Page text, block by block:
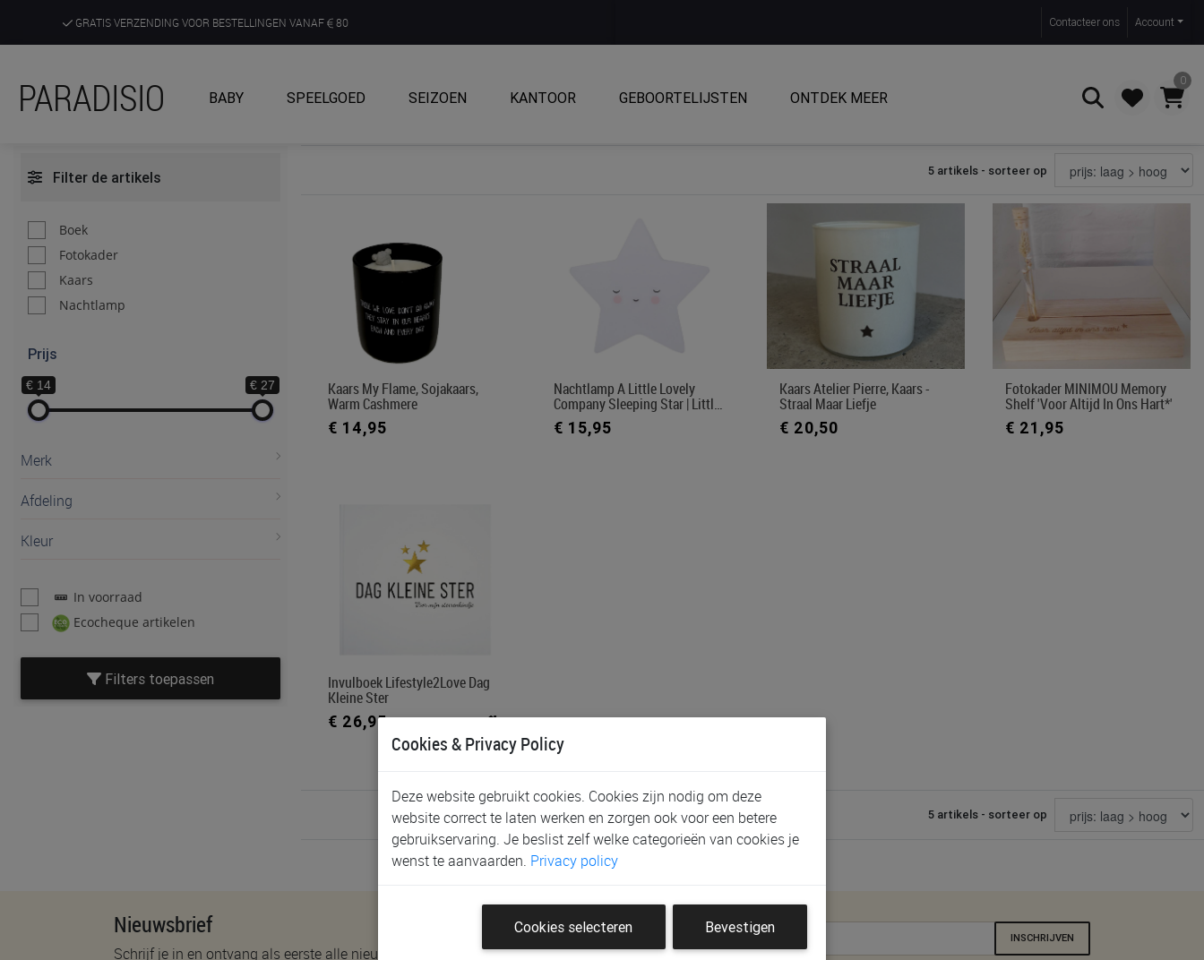
GRATIS VERZENDING VOOR BESTELLINGEN VANAF 80
ONTDEK, BELEEF EN KRIJG ADVIES IN ONZE WINKELS
Contacteer ons Account
PARADISIO BABY SPEELGOED SEIZOEN KANTOOR GEBOORTELIJSTEN ONTDEK MEER
0
Zoeken
Filter de artikels
Boek
Fotokader
Kaars
Nachtlamp
Prijs
€ 14 € 27
Merk
Afdeling
Kleur
In voorraad
Ecocheque artikelen
Filters toepassen
5 artikels - sorteer op
Kaars My Flame, Sojakaars,
Warm Cashmere
€ 14,95
Nachtlamp A Little Lovely
Company Sleeping Star | Littl…
€ 15,95
Kaars Atelier Pierre, Kaars -
Straal Maar Liefje
€ 20,50
Fotokader MINIMOU Memory
Shelf 'Voor Altijd In Ons Hart*'
€ 21,95
Invulboek Lifestyle2Love Dag
Kleine Ster
€ 26,95
5 artikels - sorteer op
Nieuwsbrief
Schrijf je in en ontvang als eerste alle nieuwtjes!
INSCHRIJVEN
Cookies & Privacy Policy
Deze website gebruikt cookies. Cookies zijn nodig om deze
website correct te laten werken en zorgen ook voor een betere
gebruikservaring. Je beslist zelf welke categorieën van cookies je
wenst te aanvaarden. Privacy policy
Cookies selecteren Bevestigen